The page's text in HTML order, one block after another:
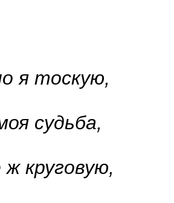
я тоскую,
судьба,
круговую,